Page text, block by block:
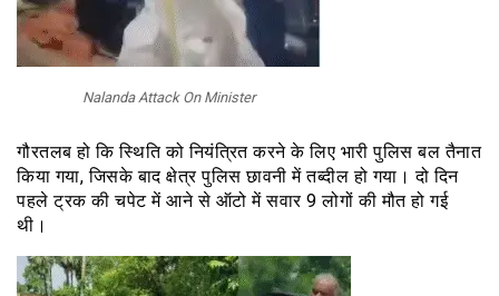
Nalanda Attack On Minister
गौरतलब हो कि स्थिति को नियंत्रित करने के लिए भारी पुलिस बल तैनात
किया गया, जिसके बाद क्षेत्र पुलिस छावनी में तब्दील हो गया। दो दिन
पहले ट्रक की चपेट में आने से ऑटो में सवार 9 लोगों की मौत हो गई
थी।